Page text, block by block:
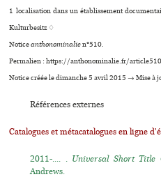
1 localisation dans un établissement
Kulturbesitz ♢
Noticeanthonominalien°510.
Permalien : https://anthonominalie.fr/
Notice créée le dimanche 5 avril 2015 → Mise à
Références externes
Catalogues et métacatalogues en ligne
2011-.... . Universal Short Title
Andrews.